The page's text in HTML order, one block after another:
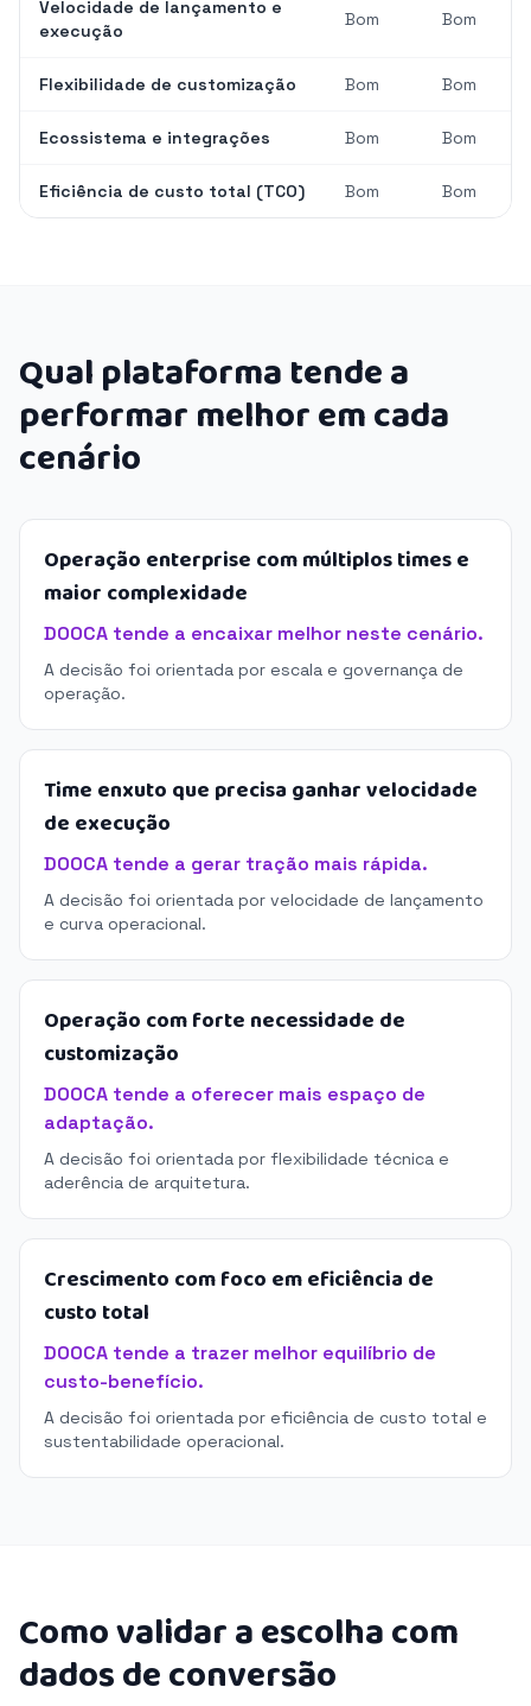
Velocidade de lançamento e
execução
Bom Bom
Flexibilidade de customização Bom Bom
Ecossistema e integrações Bom Bom
Eficiência de custo total (TCO) Bom Bom
Qual plataforma tende a
performar melhor em cada
cenário
Operação enterprise com múltiplos times e
maior complexidade
DOOCA tende a encaixar melhor neste cenário.
A decisão foi orientada por escala e governança de
operação.
Time enxuto que precisa ganhar velocidade
de execução
DOOCA tende a gerar tração mais rápida.
A decisão foi orientada por velocidade de lançamento
e curva operacional.
Operação com forte necessidade de
customização
DOOCA tende a oferecer mais espaço de
adaptação.
A decisão foi orientada por flexibilidade técnica e
aderência de arquitetura.
Crescimento com foco em eficiência de
custo total
DOOCA tende a trazer melhor equilíbrio de
custo-benefício.
A decisão foi orientada por eficiência de custo total e
sustentabilidade operacional.
Como validar a escolha com
dados de conversão